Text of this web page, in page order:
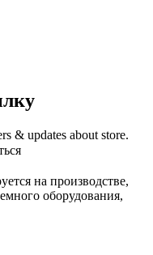
& updates about store.
на производстве,
оборудования,